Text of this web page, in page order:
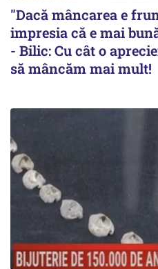
"Dacă mâncarea e
impresia că e mai
- Bilic: Cu cât o
să mâncăm mai mult!